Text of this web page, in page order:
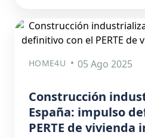
HOME4U 05 Ago 2025
Construcción
España: impulso
PERTE de